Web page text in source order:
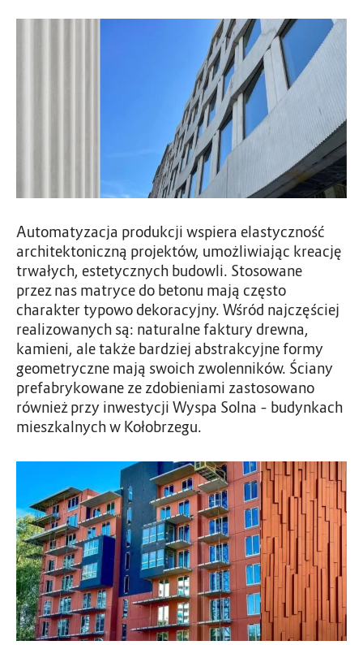
Automatyzacja produkcji wspiera elastyczność
architektoniczną projektów, umożliwiając kreację
trwałych, estetycznych budowli. Stosowane
przez nas matryce do betonu mają często
charakter typowo dekoracyjny. Wśród najczęściej
realizowanych są: naturalne faktury drewna,
kamieni, ale także bardziej abstrakcyjne formy
geometryczne mają swoich zwolenników. Ściany
prefabrykowane ze zdobieniami zastosowano
również przy inwestycji Wyspa Solna – budynkach
mieszkalnych w Kołobrzegu.